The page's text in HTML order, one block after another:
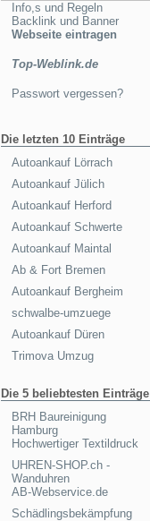
Info,s und Regeln
Backlink und Banner
Webseite eintragen
Top-Weblink.de
Passwort vergessen?
Die letzten 10 Einträge
Autoankauf Lörrach
Autoankauf Jülich
Autoankauf Herford
Autoankauf Schwerte
Autoankauf Maintal
Ab & Fort Bremen
Autoankauf Bergheim
schwalbe-umzuege
Autoankauf Düren
Trimova Umzug
Die 5 beliebtesten Einträge
BRH Baureinigung
Hamburg
Hochwertiger Textildruck
UHREN-SHOP.ch -
Wanduhren
AB-Webservice.de
Schädlingsbekämpfung